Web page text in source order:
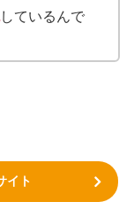
しているんで
イト